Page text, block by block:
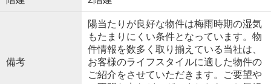
備考
陽当たりが良好な物件は梅雨時期の湿気
もたまりにくい条件となっています。物
件情報を数多く取り揃えている当社は、
お客様のライフスタイルに適した物件の
ご紹介をさせていただきます。ご要望や